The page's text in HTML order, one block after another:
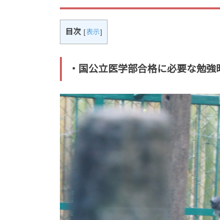
目次 [表示]
・国公立医学部合格に必要な勉強